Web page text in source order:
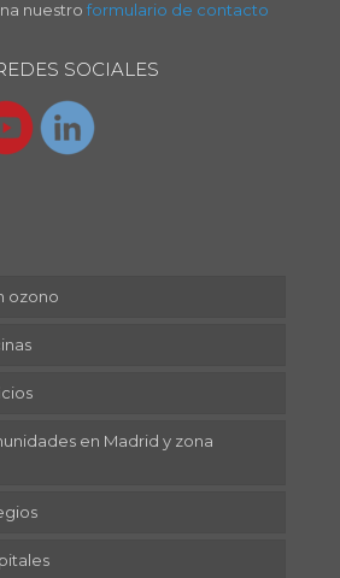
nuestro formulario de contacto
SOCIALES
ozono
en Madrid y zona